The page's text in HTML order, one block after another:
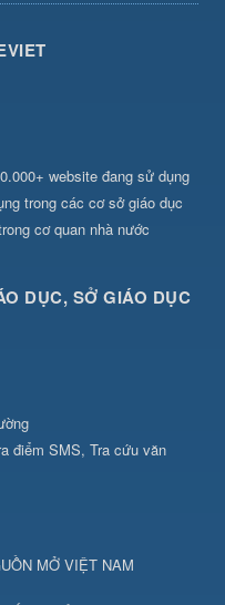
website đang sử dụng
trong các cơ sở giáo dục
cơ quan nhà nước
DỤC, SỞ GIÁO DỤC
điểm SMS, Tra cứu văn
MỞ VIỆT NAM